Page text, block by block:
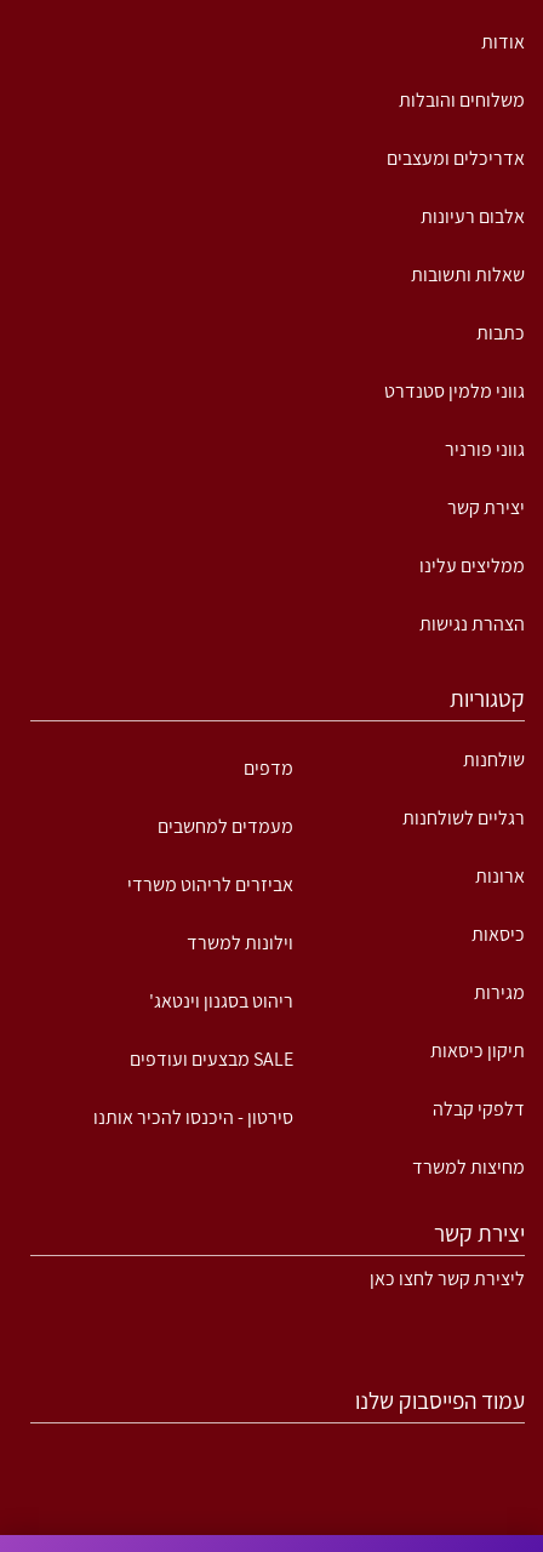
אודות
משלוחים והובלות
אדריכלים ומעצבים
אלבום רעיונות
שאלות ותשובות
כתבות
גווני מלמין סטנדרט
גווני פורניר
יצירת קשר
ממליצים עלינו
הצהרת נגישות
קטגוריות
שולחנות
רגליים לשולחנות
ארונות
כיסאות
מגירות
תיקון כיסאות
דלפקי קבלה
מחיצות למשרד
מדפים
מעמדים למחשבים
אביזרים לריהוט משרדי
וילונות למשרד
ריהוט בסגנון וינטאג'
SALE מבצעים ועודפים
סירטון - היכנסו להכיר אותנו
יצירת קשר
ליצירת קשר לחצו כאן
עמוד הפייסבוק שלנו